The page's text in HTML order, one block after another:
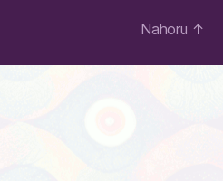
Nahoru ↑